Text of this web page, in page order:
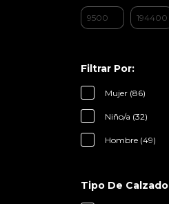
Filtrar Por:
Mujer (86)
Niño/a (32)
Hombre (49)
Tipo De Calzado